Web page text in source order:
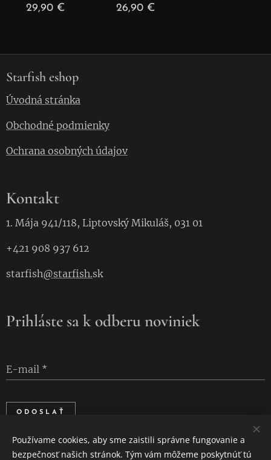
29,90€ 26,90€
Starfish eshop
Úvodná stránka
Obchodné podmienky
Ochrana osobných údajov
Kontakt
1. Mája 941/118, Liptovský Mikuláš, 031 01
+421 908 937 612
starfish@starfish.sk
Prihláste sa k odberu noviniek
E-mail
ODOSLAŤ
Používame cookies, aby sme zaistili správne fungovanie a
bezpečnosť našich stránok. Tým vám môžeme poskytnúť tú